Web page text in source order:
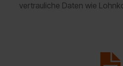
vertrauliche Daten wie